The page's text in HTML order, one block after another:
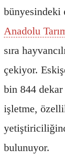
bünyesindeki
Anadolu
sıra
çekiyor.
bin 844
işletme,
bulunuyor.